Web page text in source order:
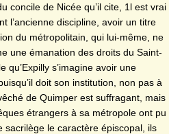
concile de Nicée qu’il cite, 1l est vrai
l’ancienne discipline, avoir un titre
du métropolitain, qui lui-même, ne
une émanation des droits du Saint-
qu’Expilly s’imagine avoir une
doit son institution, non pas à
de Quimper est suffragant, mais
étrangers à sa métropole ont pu
sacrilège le caractère épiscopal, ils